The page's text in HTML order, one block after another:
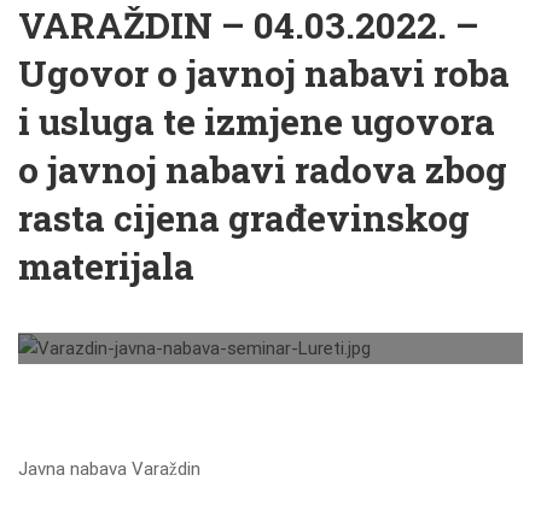
VARAŽDIN – 04.03.2022. –
Ugovor o javnoj nabavi roba
i usluga te izmjene ugovora
o javnoj nabavi radova zbog
rasta cijena građevinskog
materijala
Javna nabava Varaždin